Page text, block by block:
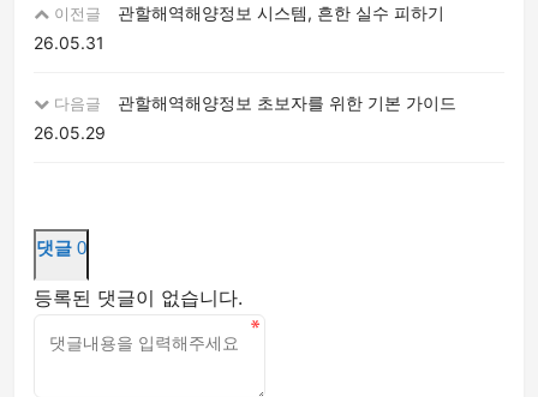
이전글
관할해역해양정보 시스템, 흔한 실수 피하기
26.05.31
다음글
관할해역해양정보 초보자를 위한 기본 가이드
26.05.29
댓글 0
등록된 댓글이 없습니다.